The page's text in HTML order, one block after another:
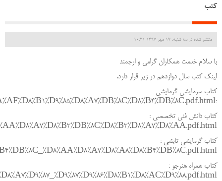
کتب
منتشر شده در سه شنبه, 17 مهر 1397 10:21
با سلام خدمت همکاران گرامی و ارجمند
لینک کتب سال دوازدهم در زیر قرار دارد.
کتاب سرمایشی گرمایشی
:http://s8.picofile.com/file/8339415434/%D8%AA%D8%B9%D9%85%DB%8C%DB%8C%D8%B1_%D9%86%DA%AF%D9%87%D8%AF%D8%A7%D8%B1%DB%8C_%D8%B3%D8%B1%D9%85%D8%A7%DB%8C%D8%B4%DB%8C_%DA%AF%D8%B1%D9%85%D8%A7%DB%8C%D8%B4%DB%8C.pdf.html
کتاب دانش فنی تخصصی :
کتاب گرمایشی تابشی :
کتاب همراه هنرجو :